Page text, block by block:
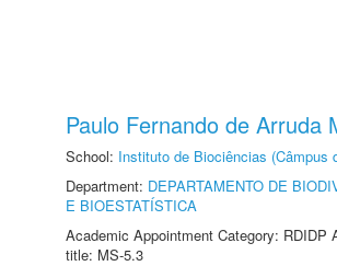
Paulo Fernando de Arruda
School: Instituto de Biociências (Câmpus
Department: DEPARTAMENTO DE
E BIOESTATÍSTICA
Academic Appointment Category: RDIDP
title: MS-5.3